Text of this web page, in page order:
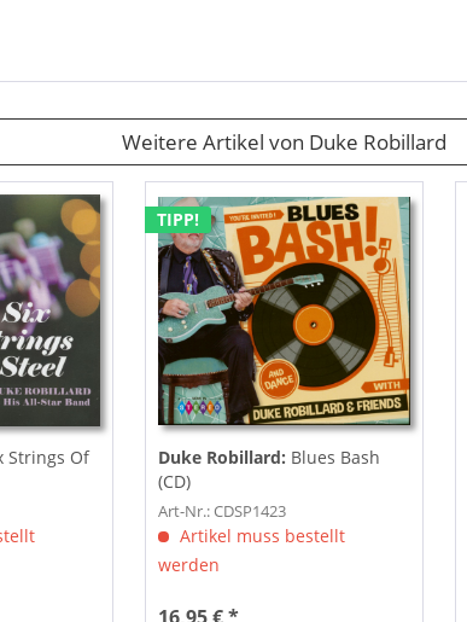
Weitere Artikel von Duke Robillard
Strings Of
TIPP!
Duke Robillard: Blues Bash
(CD)
Art-Nr.: CDSP1423
Artikel muss bestellt
werden